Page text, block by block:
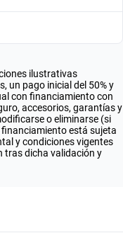
ilustrativas
un pago inicial del 50% y
con financiamiento con
accesorios, garantías y
o eliminarse (si
está sujeta
y condiciones vigentes
tras dicha validación y